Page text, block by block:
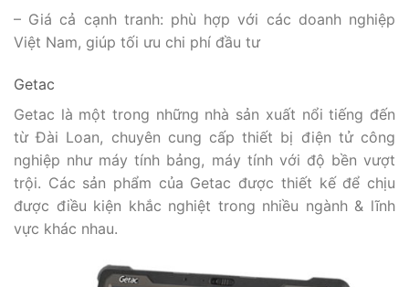
– Giá cả cạnh tranh: phù hợp với các doanh nghiệp
Việt Nam, giúp tối ưu chi phí đầu tư
Getac
Getac là một trong những nhà sản xuất nổi tiếng đến
từ Đài Loan, chuyên cung cấp thiết bị điện tử công
nghiệp như máy tính bảng, máy tính với độ bền vượt
trội. Các sản phẩm của Getac được thiết kế để chịu
được điều kiện khắc nghiệt trong nhiều ngành & lĩnh
vực khác nhau.